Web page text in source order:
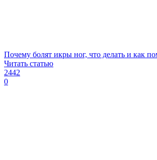
Почему болят икры ног, что делать и как
Читать статью
2442
0